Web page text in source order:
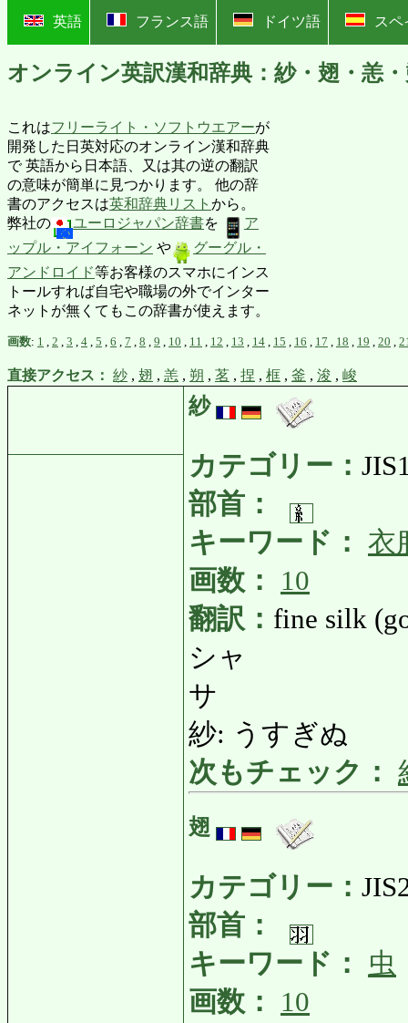
英語 フランス語 ドイツ語 スペ
オンライン英訳漢和辞典：紗・翅・恙
これはフリーライト・ソフトウエアーが
開発した日英対応のオンライン漢和辞典
で 英語から日本語、又は其の逆の翻訳
の意味が簡単に見つかります。 他の辞
書のアクセスは英和辞典リスト から。
弊社の
ユーロジャパン辞書を
ア
ップル・アイフォーン や
グーグル・
アンドロイド等お客様のスマホにインス
トールすれば自宅や職場の外でインター
ネットが無くてもこの辞書が使えます。
画数: 1 2 3 4 5 6 7 8 9 10 11 12 13 14 15 16 17 18 19 20
直接アクセス： 紗 , 翅 , 恙 , 朔 , 茗 , 捏 , 框 , 釜 , 浚 , 峻
紗
カテゴリー：
部首：
キーワード： 衣
画数：
10
翻訳： fine silk
シャ
サ
紗: うすぎぬ
次もチェック：
翅
カテゴリー：
部首：
キーワード：
虫
画数：
10